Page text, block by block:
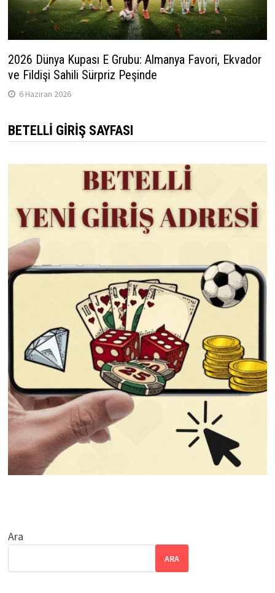
2026 Dünya Kupası E Grubu: Almanya Favori, Ekvador
ve Fildişi Sahili Sürpriz Peşinde
6 Haziran 2026
BETELLI GIRIŞ SAYFASI
Ara
ARA